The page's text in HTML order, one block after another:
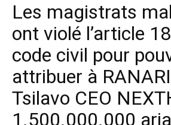
Les magistrats
ont violé l’article
code civil pour
attribuer à
Tsilavo CEO
1.500.000.000